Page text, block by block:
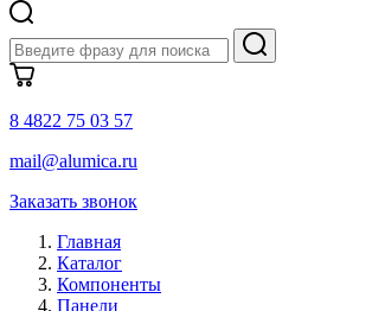
8 4822 75 03 57
mail@alumica.ru
Заказать звонок
Главная
Каталог
Компоненты
Панели